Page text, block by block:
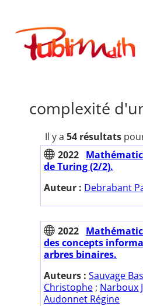
contenu
Publimath
complexité
Il y a 54 résultats
2022
de Turing (2/2).
Auteur : Debrabant
2022
des concepts
arbres binaires.
Auteurs : Sauvage
Christophe ; Narboux
Audonnet Régine